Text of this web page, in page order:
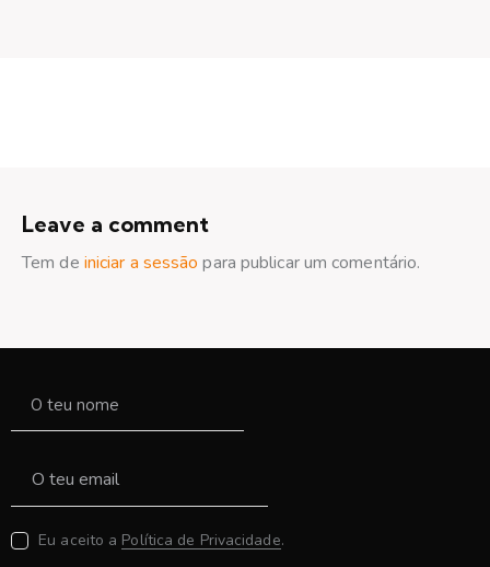
Leave a comment
Tem de iniciar a sessão para publicar um comentário.
Eu aceito a Política de Privacidade.